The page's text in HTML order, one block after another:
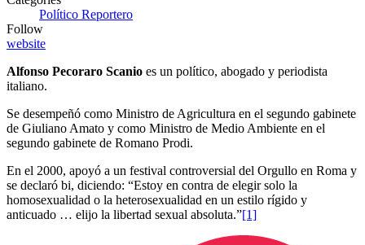
Político Reportero
Follow
website
Alfonso Pecoraro Scanio es un político, abogado y periodista
italiano.
Se desempeñó como Ministro de Agricultura en el segundo gabinete
de Giuliano Amato y como Ministro de Medio Ambiente en el
segundo gabinete de Romano Prodi.
En el 2000, apoyó a un festival controversial del Orgullo en Roma y
se declaró bi, diciendo: “Estoy en contra de elegir solo la
homosexualidad o la heterosexualidad en un estilo rígido y
anticuado … elijo la libertad sexual absoluta.”[1]